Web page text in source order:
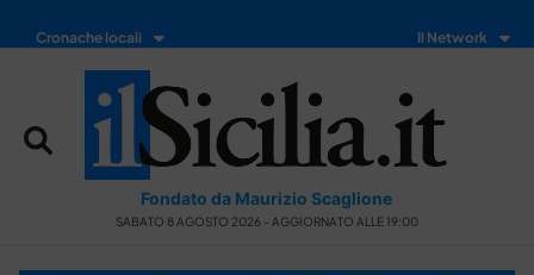
Cronache locali Il Network
Fondato da Maurizio Scaglione
SABATO 8 AGOSTO 2026 - AGGIORNATO ALLE 19:00